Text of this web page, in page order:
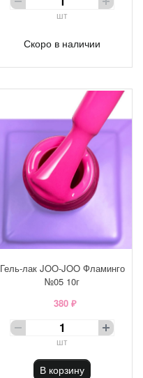
шт
Скоро в наличии
Гель-лак JOO-JOO Фламинго
№05 10г
380 ₽
шт
В корзину